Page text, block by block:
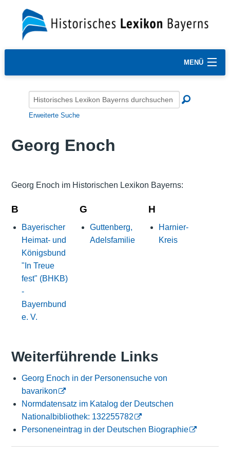
MENÜ
Erweiterte Suche
Georg Enoch
Georg Enoch im Historischen Lexikon Bayerns:
B
Bayerischer
Heimat- und
Königsbund
"In Treue
fest" (BHKB)
-
Bayernbund
e. V.
G
Guttenberg,
Adelsfamilie
H
Harnier-
Kreis
Weiterführende Links
Georg Enoch in der Personensuche von
bavarikon
Normdatensatz im Katalog der Deutschen
Nationalbibliothek: 132255782
Personeneintrag in der Deutschen Biographie